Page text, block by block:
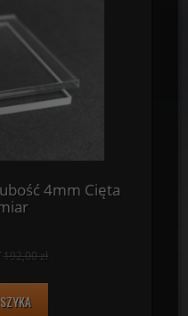
4mm Cięta
192,00 zł